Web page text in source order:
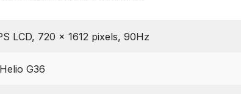
LCD, 720 x 1612 pixels, 90Hz
G36